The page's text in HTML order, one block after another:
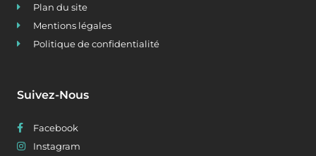
Plan du site
Mentions légales
Politique de confidentialité
Suivez-Nous
Facebook
Instagram